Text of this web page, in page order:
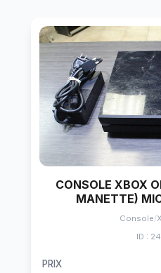
CONSOLE XBOX
MANETTE)
Console/
ID :
PRIX